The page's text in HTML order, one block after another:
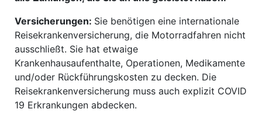
Versicherungen: Sie benötigen eine internationale
Reisekrankenversicherung, die Motorradfahren nicht
ausschließt. Sie hat etwaige
Krankenhausaufenthalte, Operationen, Medikamente
und/oder Rückführungskosten zu decken. Die
Reisekrankenversicherung muss auch explizit COVID
19 Erkrankungen abdecken.